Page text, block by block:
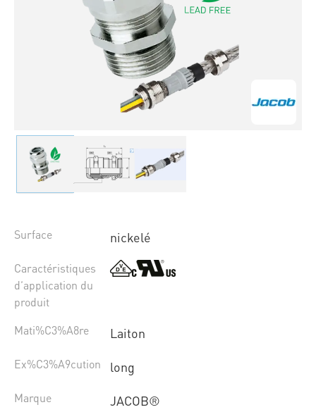
Surface nickelé
Caractéristiques
d’application du
produit
Mati%C3%A8re
Laiton
Ex%C3%A9cution long
Marque JACOB®